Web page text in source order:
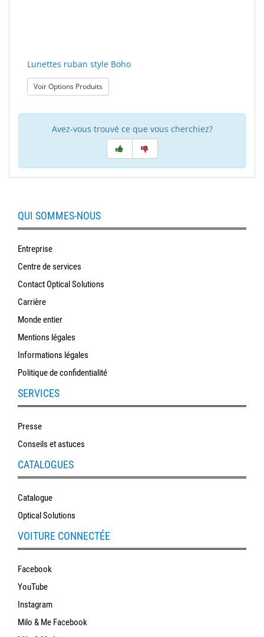
Lunettes ruban style Boho
Voir Options Produits: Lunettes ruban style Boho
Avez-vous trouvé ce que vous cherchiez?
QUI SOMMES-NOUS
Entreprise
Centre de services
Contact Optical Solutions
Carrière
Monde entier
Mentions légales
Informations légales
Politique de confidentialité
SERVICES
Presse
Conseils et astuces
CATALOGUES
Catalogue
Optical Solutions
VOITURE CONNECTÉE
Facebook
YouTube
Instagram
Milo & Me Facebook